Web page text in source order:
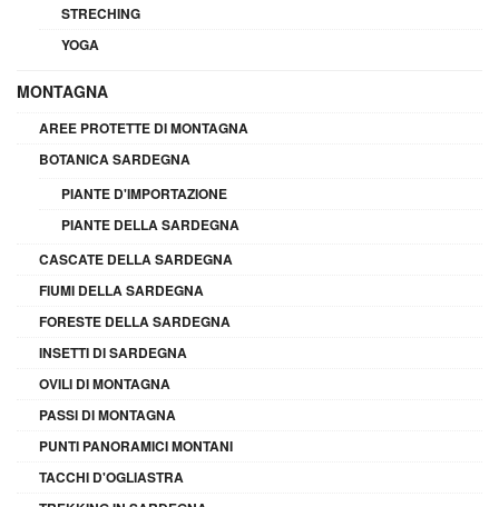
STRECHING
YOGA
MONTAGNA
AREE PROTETTE DI MONTAGNA
BOTANICA SARDEGNA
PIANTE D'IMPORTAZIONE
PIANTE DELLA SARDEGNA
CASCATE DELLA SARDEGNA
FIUMI DELLA SARDEGNA
FORESTE DELLA SARDEGNA
INSETTI DI SARDEGNA
OVILI DI MONTAGNA
PASSI DI MONTAGNA
PUNTI PANORAMICI MONTANI
TACCHI D'OGLIASTRA